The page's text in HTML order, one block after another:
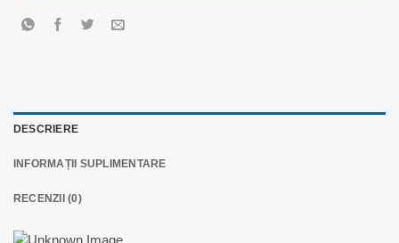
DESCRIERE
INFORMAȚII SUPLIMENTARE
RECENZII (0)